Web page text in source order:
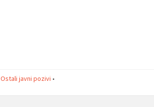
Ostali javni pozivi •